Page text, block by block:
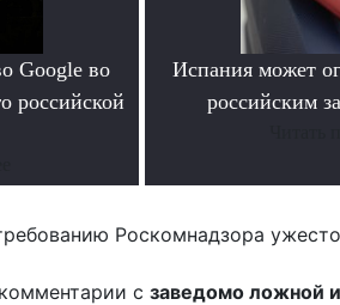
Google во
российской
Испания может
российским
Роскомнадзора
комментарии с заведомо ложной